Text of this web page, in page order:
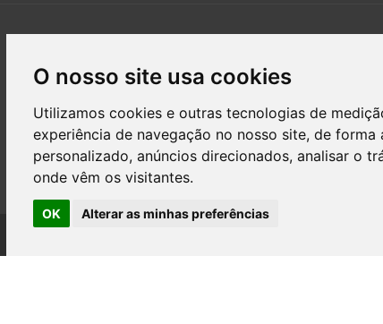
O nosso site usa cookies
Utilizamos cookies e outras tecnologias de
experiência de navegação no nosso site, de forma
personalizado, anúncios direcionados, analisar o
onde vêm os visitantes.
OK Alterar as minhas preferências
Nossos serviços gratuitos ajudam milhares de pessoas, que tal você